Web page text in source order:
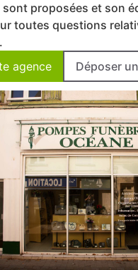
proposées et son
toutes questions
agence
Déposer